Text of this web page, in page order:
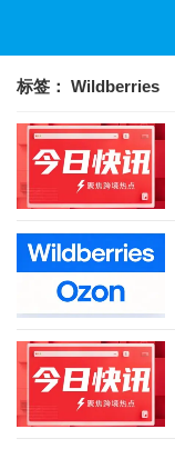
标签： Wildberries